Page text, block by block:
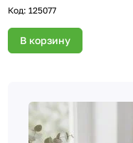
Код:125077
В корзину